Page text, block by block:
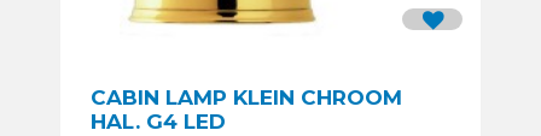
CABIN LAMP KLEIN CHROOM
HAL. G4 LED